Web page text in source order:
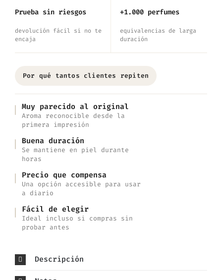
Prueba sin riesgos
devolución fácil si no te
encaja
+1.000 perfumes
equivalencias de larga
duración
Por qué tantos clientes repiten
Muy parecido al original
Aroma reconocible desde la
primera impresión
Buena duración
Se mantiene en piel durante
horas
Precio que compensa
Una opción accesible para usar
a diario
Fácil de elegir
Ideal incluso si compras sin
probar antes
Descripción